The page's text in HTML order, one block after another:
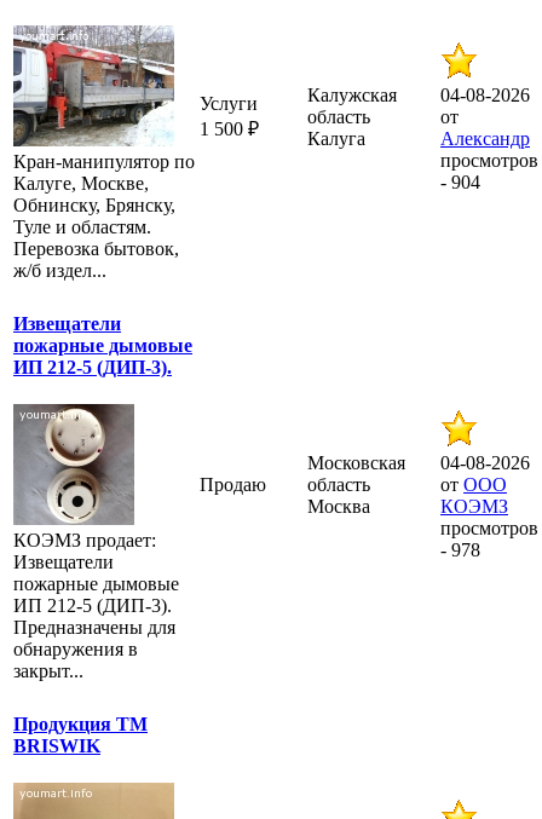
Кран-манипулятор по
Калуге, Москве,
Обнинску, Брянску,
Туле и областям.
Перевозка бытовок,
ж/б издел...
Услуги
1 500 ₽
Калужская
область
Калуга
04-08-2026
от
Александр
просмотров
- 904
Извещатели
пожарные дымовые
ИП 212-5 (ДИП-3).
КОЭМЗ продает:
Извещатели
пожарные дымовые
ИП 212-5 (ДИП-3).
Предназначены для
обнаружения в
закрыт...
Продаю
Московская
область
Москва
04-08-2026
от ООО
КОЭМЗ
просмотров
- 978
Продукция TM
BRISWIK